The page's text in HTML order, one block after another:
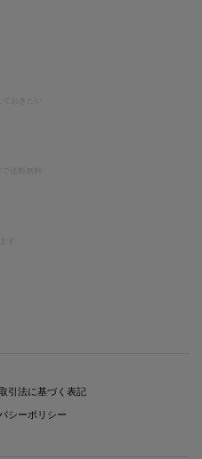
送料無料
す
引法に基づく表記
シーポリシー